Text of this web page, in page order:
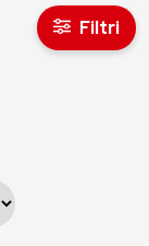
Filtri